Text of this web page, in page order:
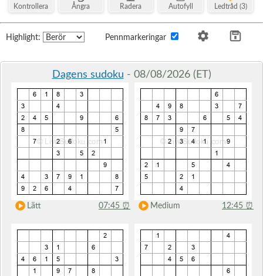
Kontrollera Ångra Radera Autofyll Ledtråd (3)
Highlight: Pennmarkeringar
Dagens sudoku - 08/08/2026 (ET)
Lätt 07:45 ⏰ Medium 12:45 ⏰